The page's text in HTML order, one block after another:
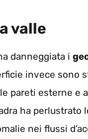
valle
danneggiata i
invece sono
pareti esterne e
ha perlustrato
nei flussi